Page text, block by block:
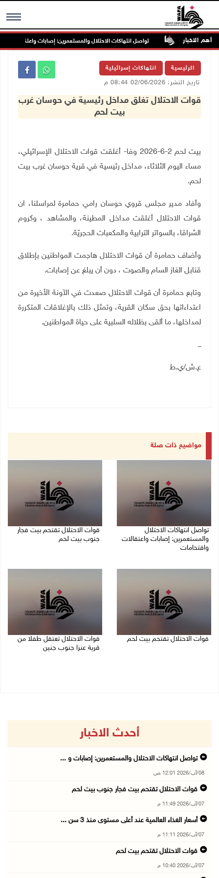
MENU أهم الاخبار
غرب جنين تواصل انتهاكات الاحتلال والمستعمرين: إصابات واعتقالات
الرئيسية انتهاكات إسرائيلية
تاريخ النشر: 02/06/2026 08:44 م
قوات الاحتلال تغلق مداخل رئيسية في حوسان غرب
بيت لحم
بيت لحم 2-6-2026 وفا- أغلقت قوات الاحتلال الإسرائيلي،
مساء اليوم الثلاثاء، مداخل رئيسية في قرية حوسان غرب بيت
لحم.
وأفاد مدير مجلس قروي حوسان رامي حمامرة لمراسلنا، ان
قوات الاحتلال أغلقت مداخل المطينة، والمشاهد ، وكروم
الشراقا، بالسواتر الترابية والمكعبات الحجريّة.
وأضاف حمامرة أن قوات الاحتلال هاجمت المواطنين بإطلاق
قنابل الغاز السام والصوت ، دون أن يبلغ عن إصابات.
وتابع حمامرة أن قوات الاحتلال صعدت في الآونة الأخيرة من
اعتداءاتها بحق سكان القرية، وتمثل ذلك بالإغلاقات المتكررة
لمداخلها، ما ألقى بظلاله السلبية على حياة المواطنين.
ـــ
ع.ش/ي.ط
مواضيع ذات صلة
تواصل انتهاكات الاحتلال
والمستعمرين: إصابات واعتقالات
واقتحامات
قوات الاحتلال تقتحم بيت فجار
جنوب بيت لحم
قوات الاحتلال تقتحم بيت لحم
قوات الاحتلال تعتقل طفلا من
قرية عنزا جنوب جنين
أحدث الاخبار
تواصل انتهاكات الاحتلال والمستعمرين: إصابات و ...
08/آب/2026 12:01 ص
قوات الاحتلال تقتحم بيت فجار جنوب بيت لحم
07/آب/2026 11:49 م
أسعار الغذاء العالمية عند أعلى مستوى منذ 3 سن ...
07/آب/2026 11:11 م
قوات الاحتلال تقتحم بيت لحم
07/آب/2026 10:40 م